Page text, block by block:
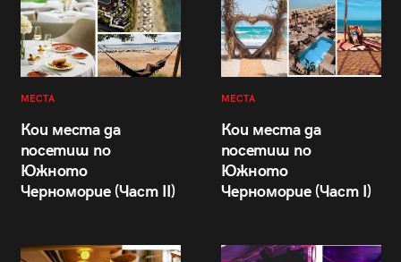
МЕСТА
Кои места да
посетиш по
Южното
Черноморие (Част II)
МЕСТА
Кои места да
посетиш по
Южното
Черноморие (Част I)